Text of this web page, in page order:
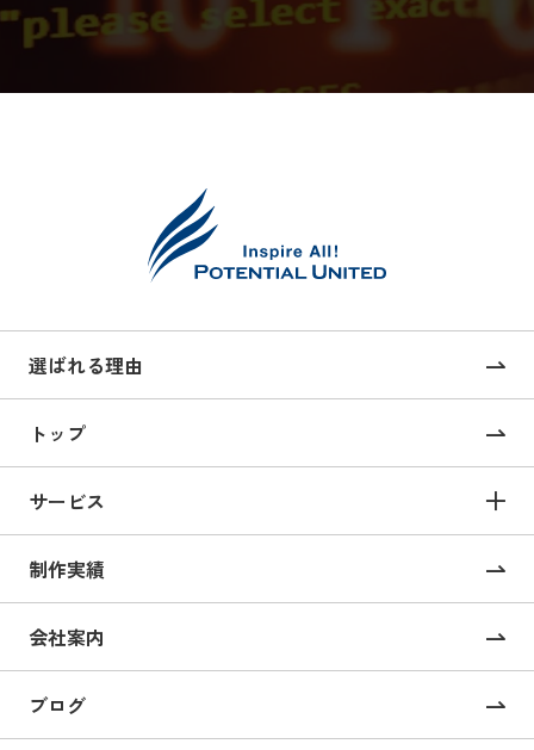
選ばれる理由
トップ
サービス
サービス TOP
サイト構築
コーポレートサイト制作
採用サイト制作
CMS構築・導入
制作実績
会社案内
ブログ